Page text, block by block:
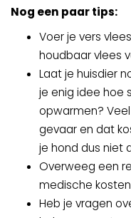
Nog een paar tips:
Voer je vers
houdbaar vlees
Laat je huisdier
je enig idee hoe
opwarmen?
gevaar en dat
je hond dus niet
Overweeg een
medische
Heb je vragen